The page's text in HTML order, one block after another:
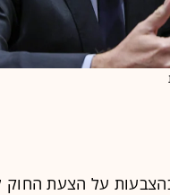
על הצעת החוק